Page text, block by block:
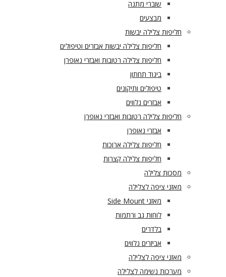
שוברי מתנה
מבצעים
חליפות צלילה יבשות
חליפות צלילה יבשות אבזרים וטיפולים
חליפות צלילה רטובות ואבזרי נאופרן
ביגוד תחתון
טיפולים ותיקונים
אבזרים נלווים
חליפות צלילה רטובות ואבזרי נאופרן
אבזרי נאופרן
חליפות צלילה ארוכות
חליפות צלילה קצרות
מסכות צלילה
מאזני ציפה לצלילה
מאזני Side Mount
לוחות גב ורתמות
בלדרים
אביזרים נלווים
מאזני ציפה לצלילה
מערכות נשימה לצלילה